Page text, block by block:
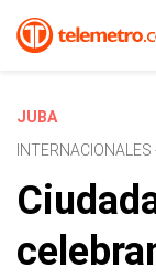
JUBA
INTERNACIONALES